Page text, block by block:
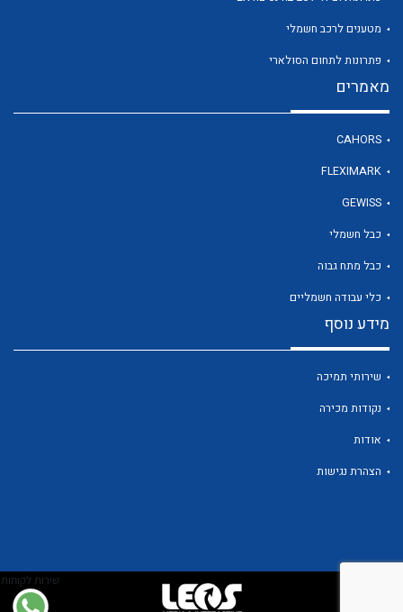
שירות לקוחות
לכל מוצרי היצרן לכל מוצרי היצרן
לכל מוצרי היצרן
מטענים לרכב חשמלי
פתרונות לתחום הסולארי
מאמרים
CAHORS
FLEXIMARK
GEWISS
כבל חשמלי
כבל מתח גבוה
כלי עבודה חשמליים
מידע נוסף
שירותי תמיכה
נקודות מכירה
אודות
הצהרת נגישות